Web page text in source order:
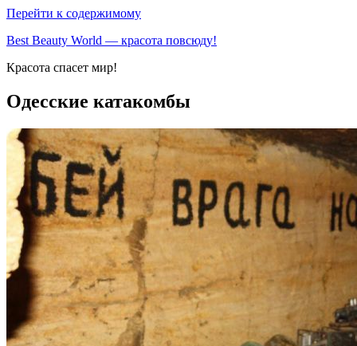
Перейти к содержимому
Best Beauty World — красота повсюду!
Красота спасет мир!
Одесские катакомбы